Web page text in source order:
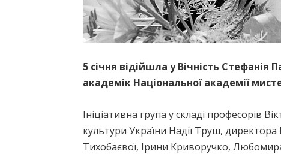
5 січня відійшла у Вічність
академік Національної академії
Ініціативна група у складі професорів
культури України Надії Труш,
Тихобаєвої, Ірини Криворучко,